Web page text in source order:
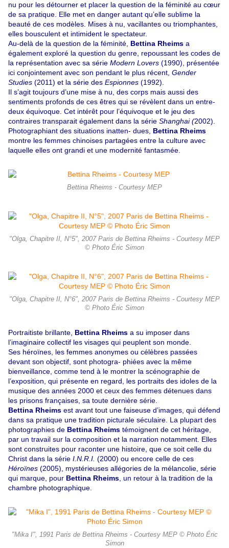
nu pour les détourner et placer la question de la féminité au cœur
de sa pratique. Elle met en danger autant qu’elle sublime la
beauté de ces modèles. Mises à nu, vacillantes ou triomphantes,
elles bousculent et intimident le spectateur.
Au-delà de la question de la féminité, Bettina Rheims a
également exploré la question du genre, repoussant les codes de
la représentation avec sa série Modern Lovers (1990), présentée
ici conjointement avec son pendant le plus récent, Gender
Studies (2011) et la série des Espionnes (1992).
Il s’agit toujours d’une mise à nu, des corps mais aussi des
sentiments profonds de ces êtres qui se révèlent dans un entre-
deux équivoque. Cet intérêt pour l’équivoque et le jeu des
contraires transparait également dans la série Shanghai (2002).
Photographiant des situations inatten- dues, Bettina Rheims
montre les femmes chinoises partagées entre la culture avec
laquelle elles ont grandi et une modernité fantasmée.
Bettina Rheims - Courtesy MEP
"Olga, Chapitre II, N°5", 2007 Paris de Bettina Rheims - Courtesy MEP
© Photo Éric Simon
"Olga, Chapitre II, N°6", 2007 Paris de Bettina Rheims - Courtesy MEP
© Photo Éric Simon
Portraitiste brillante, Bettina Rheims a su imposer dans
l’imaginaire collectif les visages qui peuplent son monde.
Ses héroïnes, les femmes anonymes ou célèbres passées
devant son objectif, sont photogra- phiées avec la même
bienveillance, comme tend à le montrer la scénographie de
l’exposition, qui présente en regard, les portraits des idoles de la
musique des années 2000 et ceux des femmes détenues dans
les prisons françaises, sa toute dernière série.
Bettina Rheims est avant tout une faiseuse d’images, qui défend
dans sa pratique une tradition picturale séculaire. La plupart des
photographies de Bettina Rheims témoignent de cet héritage,
par un travail sur la composition et la narration notamment. Elles
sont construites pour raconter une histoire, que ce soit celle du
Christ dans la série I.N.R.I. (2000) ou encore celle de ces
Héroïnes (2005), mystérieuses allégories de la mélancolie, série
qui marque, pour Bettina Rheims , un retour à la tradition de la
chambre photographique.
"Mika I", 1991 Paris de Bettina Rheims - Courtesy MEP © Photo Éric
Simon